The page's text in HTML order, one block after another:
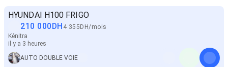
HYUNDAI H100 FRIGO
210 000DH 4 355 DH/mois
Kénitra
il y a 3 heures
AUTO DOUBLE VOIE